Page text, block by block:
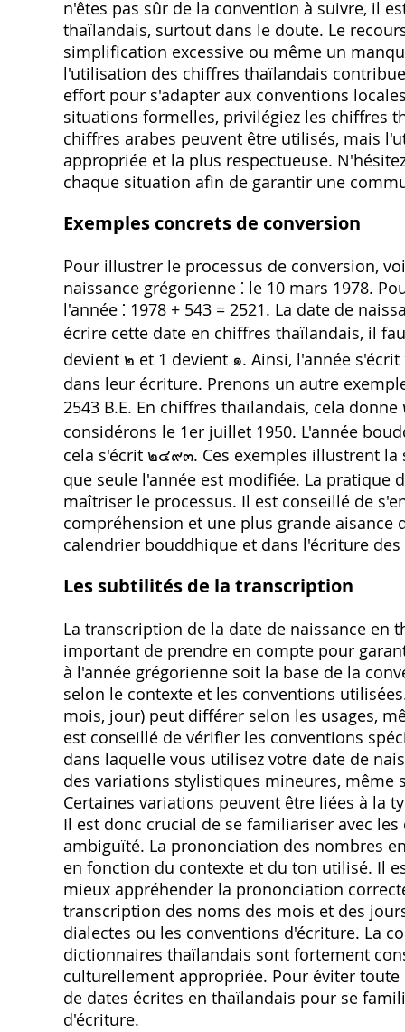
n'êtes pas sûr de la convention à suivre, il
thaïlandais, surtout dans le doute. Le
simplification excessive ou même un
l'utilisation des chiffres thaïlandais
effort pour s'adapter aux conventions
situations formelles, privilégiez les chiffres
chiffres arabes peuvent être utilisés, mais
appropriée et la plus respectueuse.
chaque situation afin de garantir une
Exemples concrets de conversion
Pour illustrer le processus de conversion,
naissance grégorienne ⁚ le 10 mars 1978.
l'année ⁚ 1978 + 543 = 2521. La date de
écrire cette date en chiffres thaïlandais, il
devient ๒ et 1 devient ๑. Ainsi, l'année
dans leur écriture. Prenons un autre
2543 B.E. En chiffres thaïlandais, cela
considérons le 1er juillet 1950. L'année
cela s'écrit ๒๔๙๓. Ces exemples illustrent
que seule l'année est modifiée. La pratique
maîtriser le processus. Il est conseillé de
compréhension et une plus grande
calendrier bouddhique et dans l'écriture
Les subtilités de la transcription
La transcription de la date de naissance
important de prendre en compte pour
à l'année grégorienne soit la base de la
selon le contexte et les conventions
mois, jour) peut différer selon les usages,
est conseillé de vérifier les conventions
dans laquelle vous utilisez votre date de
des variations stylistiques mineures,
Certaines variations peuvent être liées à la
Il est donc crucial de se familiariser avec
ambiguïté. La prononciation des nombres
en fonction du contexte et du ton utilisé. Il
mieux appréhender la prononciation
transcription des noms des mois et des
dialectes ou les conventions d'écriture. La
dictionnaires thaïlandais sont fortement
culturellement appropriée. Pour éviter
de dates écrites en thaïlandais pour se
d'écriture.